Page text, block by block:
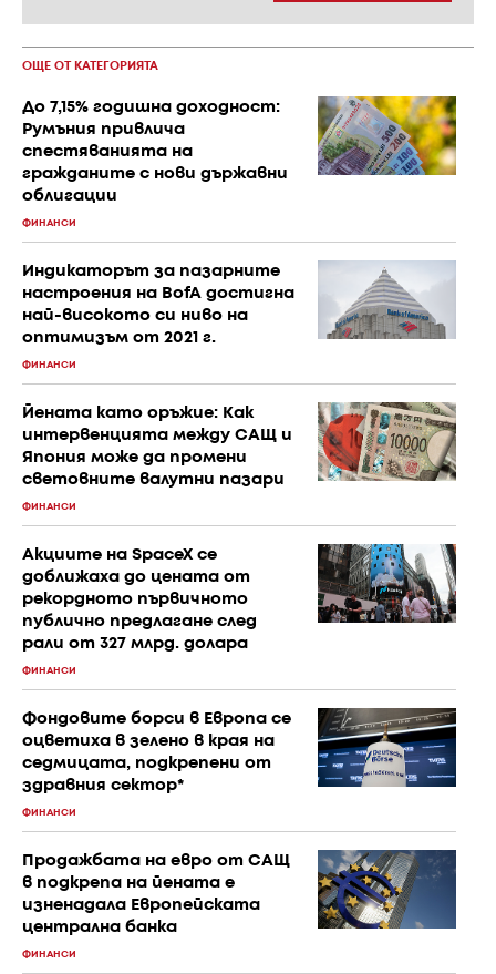
ОЩЕ ОТ КАТЕГОРИЯТА
До 7,15% годишна доходност:
Румъния привлича
спестяванията на
гражданите с нови държавни
облигации
ФИНАНСИ
Индикаторът за пазарните
настроения на BofA достигна
най-високото си ниво на
оптимизъм от 2021 г.
ФИНАНСИ
Йената като оръжие: Как
интервенцията между САЩ и
Япония може да промени
световните валутни пазари
ФИНАНСИ
Акциите на SpaceX се
доближаха до цената от
рекордното първичното
публично предлагане след
рали от 327 млрд. долара
ФИНАНСИ
Фондовите борси в Европа се
оцветиха в зелено в края на
седмицата, подкрепени от
здравния сектор*
ФИНАНСИ
Продажбата на евро от САЩ
в подкрепа на йената е
изненадала Европейската
централна банка
ФИНАНСИ